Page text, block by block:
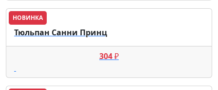
НОВИНКА
Тюльпан Санни Принц
304₽